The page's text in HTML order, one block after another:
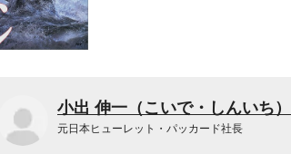
小出 伸一（こいで・しんいち）
元日本ヒューレット・パッカード社長